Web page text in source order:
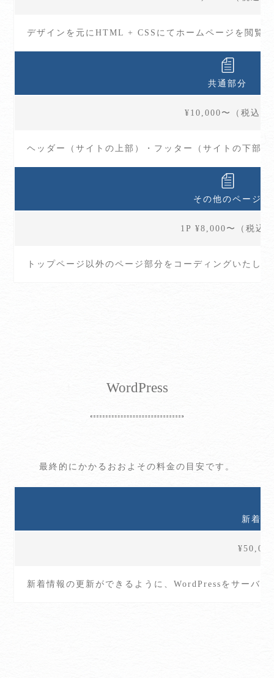
デザインを元にHTML + CSSにてホームページを閲覧
共通部分
¥10,000〜（税込）
ヘッダー（サイトの上部）・フッター（サイトの下部
その他のページ
1P ¥8,000〜（税込
トップページ以外のページ部分をコーディングいたしま
WordPress
最終的にかかるおおよその料金の目安です。
新着情
新着情報の更新ができるように、WordPressをサーバ